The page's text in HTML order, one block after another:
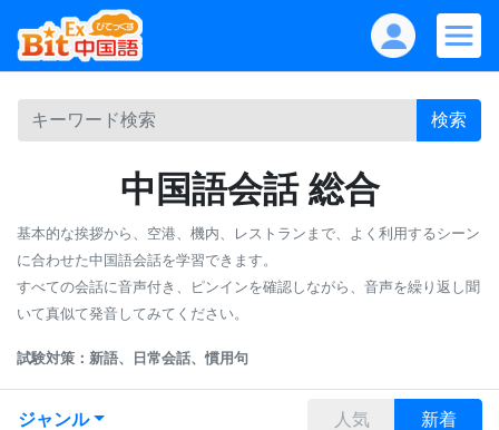
検索
中国語会話 総合
基本的な挨拶から、空港、機内、レストランまで、よく利用するシーン
に合わせた中国語会話を学習できます。
すべての会話に音声付き、ピンインを確認しながら、音声を繰り返し聞
いて真似て発音してみてください。
試験対策：新語、日常会話、慣用句
ジャンル 人気 新着